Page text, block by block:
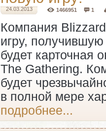
24.03.2013 1466951 1
Компания
игру,
будет карточная
The Gathering.
будет
в полной мере
подробнее...